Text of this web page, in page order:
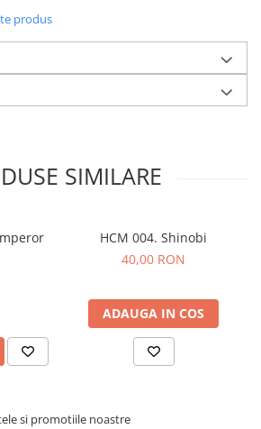
produs
SIMILARE
HCM 004. Shinobi
40,00 RON
ADAUGA IN COS
si promotiile noastre